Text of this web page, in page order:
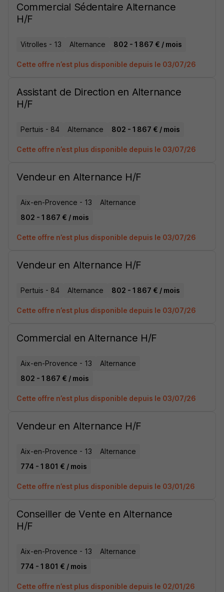
Commercial Sédentaire Alternance
H/F
Vitrolles - 13 Alternance 802 - 1 867 € / mois
Cette offre n’est plus disponible depuis le 03/07/26
Assistant de Direction en Alternance
H/F
Pertuis - 84 Alternance 802 - 1 867 € / mois
Cette offre n’est plus disponible depuis le 03/07/26
Vendeur en Alternance H/F
Aix-en-Provence - 13
Alternance
802 - 1 867 € / mois
Cette offre n’est plus disponible depuis le 03/07/26
Vendeur en Alternance H/F
Pertuis - 84 Alternance 802 - 1 867 € / mois
Cette offre n’est plus disponible depuis le 03/07/26
Commercial en Alternance H/F
Aix-en-Provence - 13
Alternance
802 - 1 867 € / mois
Cette offre n’est plus disponible depuis le 03/07/26
Vendeur en Alternance H/F
Aix-en-Provence - 13
Alternance
774 - 1 801 € / mois
Cette offre n’est plus disponible depuis le 03/01/26
Conseiller de Vente en Alternance
H/F
Aix-en-Provence - 13
Alternance
774 - 1 801 € / mois
Cette offre n’est plus disponible depuis le 02/01/26